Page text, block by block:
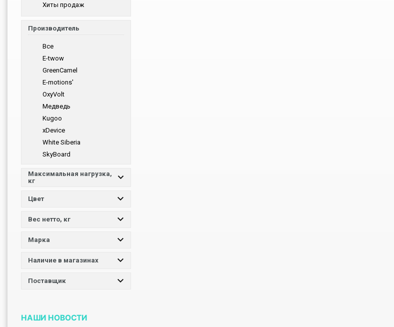
Хиты продаж
Производитель
Все
GreenCamel
E-motions'
OxyVolt
Медведь
Kugoo
xDevice
White Siberia
SkyBoard
E-twow
Ninebot
GT
EL-SPort
Максимальная нагрузка,
кг
Цвет
Вес нетто, кг
Марка
Наличие в магазинах
Поставщик
НАШИ НОВОСТИ